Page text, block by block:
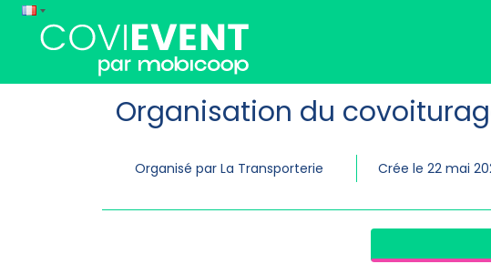
Organisation du
Organisé par La Transporterie Crée le 22 mai